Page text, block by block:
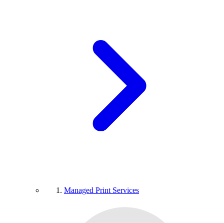
Managed Print Services